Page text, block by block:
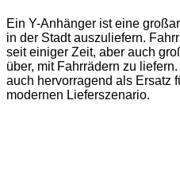
Ein Y-Anhänger ist eine
in der Stadt auszuliefern.
seit einiger Zeit, aber auch
über, mit Fahrrädern zu
auch hervorragend als Ersatz
modernen Lieferszenario.